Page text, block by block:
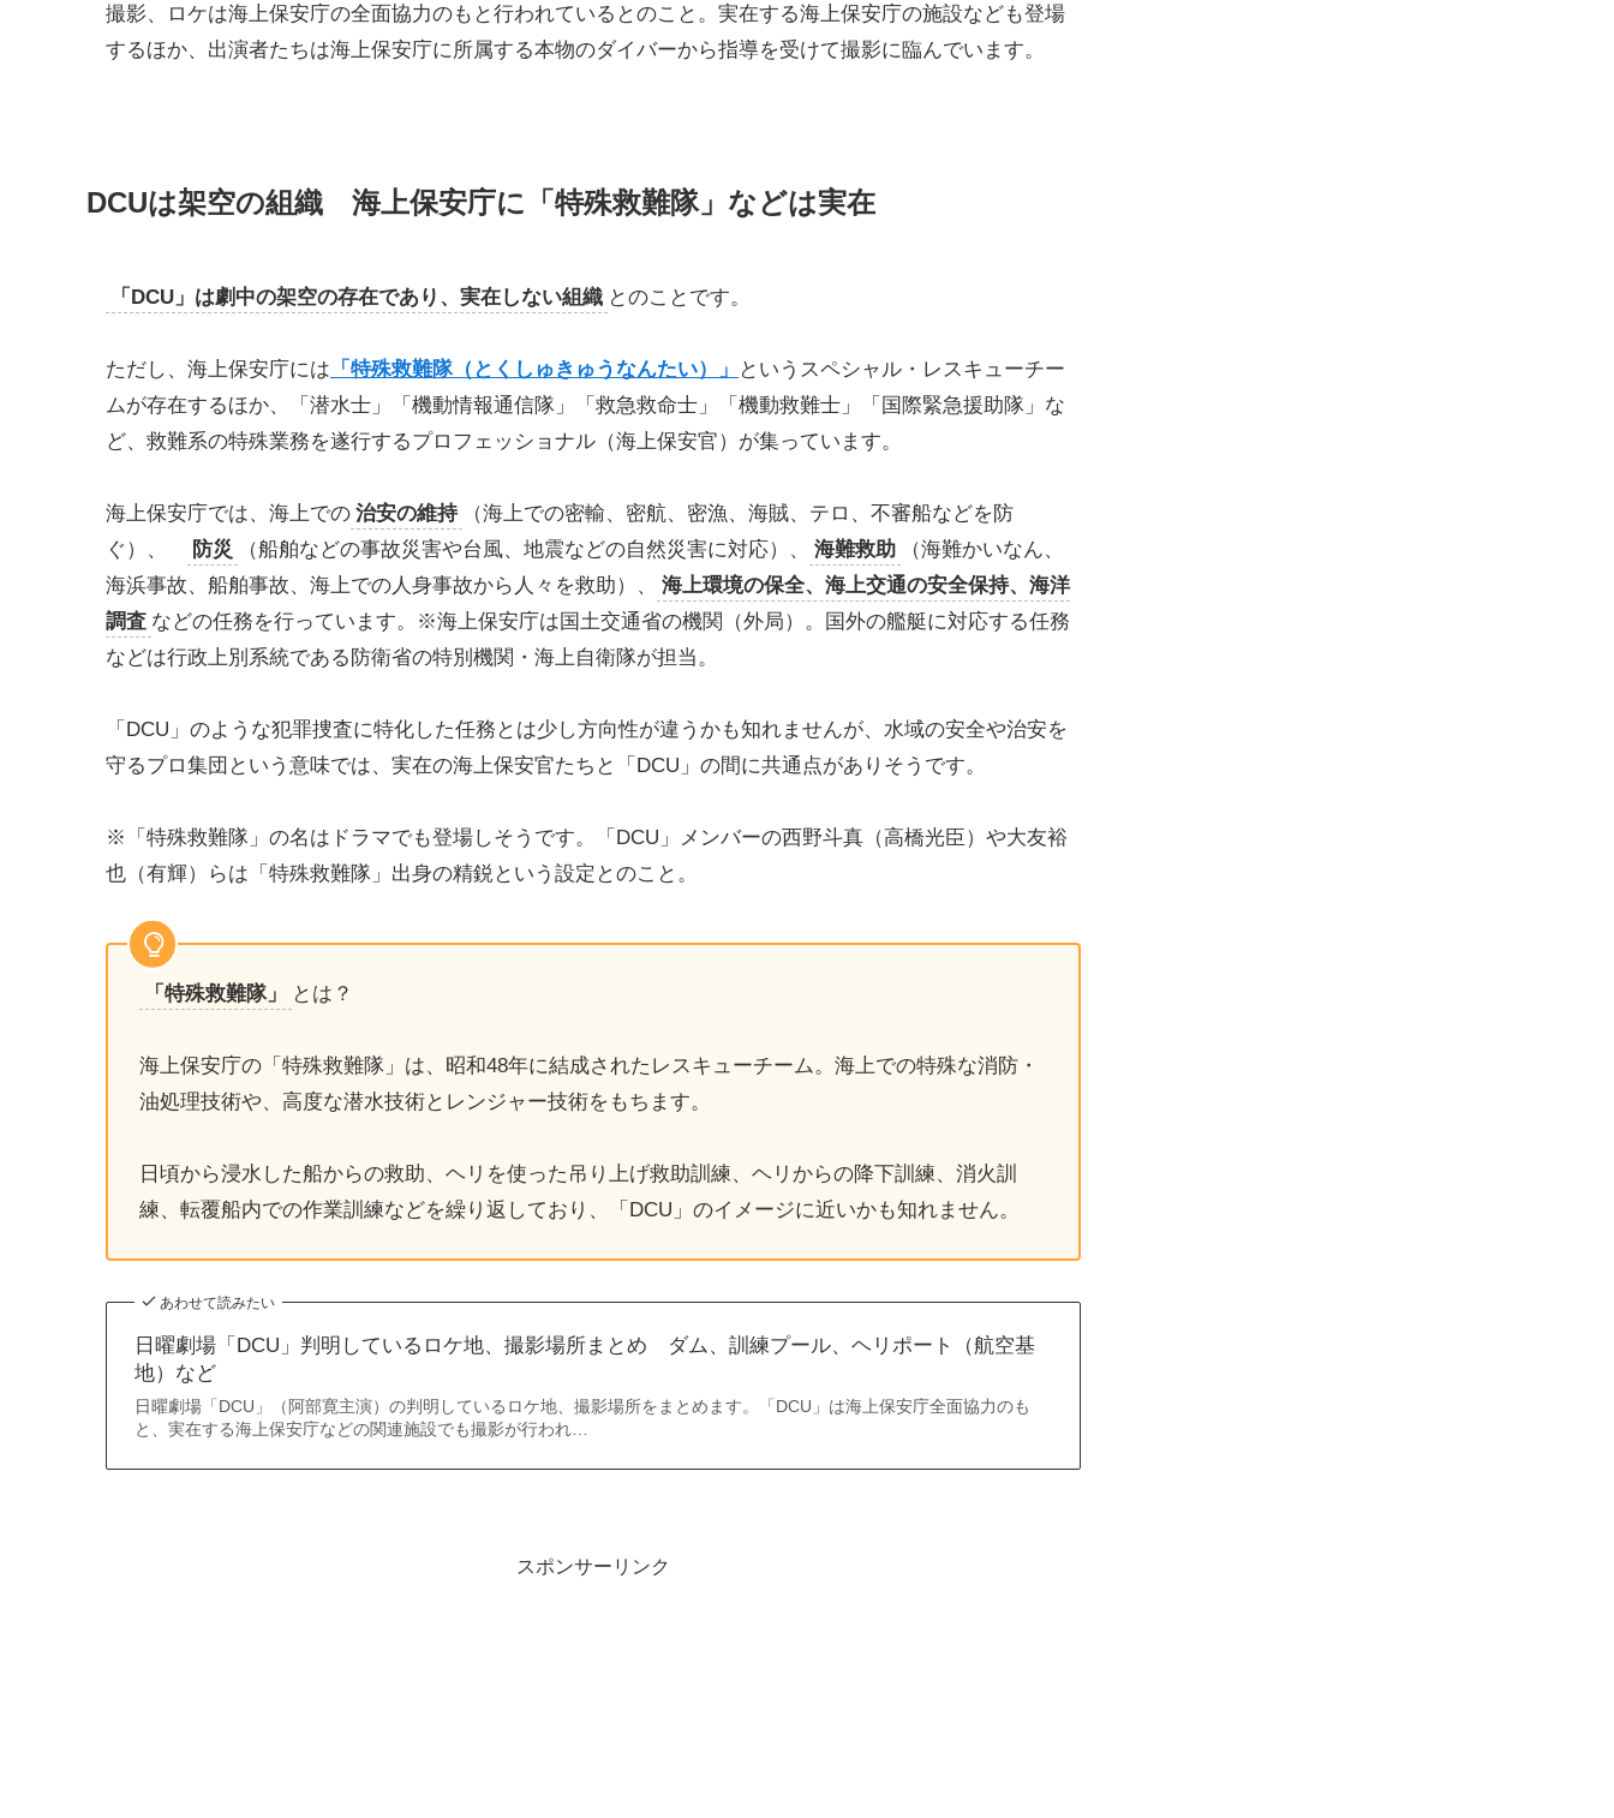
撮影、ロケは海上保安庁の全面協力のもと行われているとのこと。実在する海上保安庁の施設なども登場
するほか、出演者たちは海上保安庁に所属する本物のダイバーから指導を受けて撮影に臨んでいます。
DCUは架空の組織 海上保安庁に「特殊救難隊」などは実在
「DCU」は劇中の架空の存在であり、実在しない組織 とのことです。
ただし、海上保安庁には 「特殊救難隊（とくしゅきゅうなんたい）」
というスペシャル・レスキューチー
ムが存在するほか、「潜水士」「機動情報通信隊」「救急救命士」「機動救難士」「国際緊急援助隊」な
ど、救難系の特殊業務を遂行するプロフェッショナル（海上保安官）が集っています。
海上保安庁では、海上での 治安の維持
（海上での密輸、密航、密漁、海賊、テロ、不審船などを防
ぐ）、
防災 （船舶などの事故災害や台風、地震などの自然災害に対応）、 海難救助
（海難かいなん、
海浜事故、船舶事故、海上での人身事故から人々を救助）、
海上環境の保全、海上交通の安全保持、海洋
調査 などの任務を行っています。※海上保安庁は国土交通省の機関（外局）。国外の艦艇に対応する任務
などは行政上別系統である防衛省の特別機関・海上自衛隊が担当。
「DCU」のような犯罪捜査に特化した任務とは少し方向性が違うかも知れませんが、水域の安全や治安を
守るプロ集団という意味では、実在の海上保安官たちと「DCU」の間に共通点がありそうです。
※「特殊救難隊」の名はドラマでも登場しそうです。「DCU」メンバーの西野斗真（高橋光臣）や大友裕
也（有輝）らは「特殊救難隊」出身の精鋭という設定とのこと。
「特殊救難隊」 とは？
海上保安庁の「特殊救難隊」は、昭和48年に結成されたレスキューチーム。海上での特殊な消防・
油処理技術や、高度な潜水技術とレンジャー技術をもちます。
日頃から浸水した船からの救助、ヘリを使った吊り上げ救助訓練、ヘリからの降下訓練、消火訓
練、転覆船内での作業訓練などを繰り返しており、「DCU」のイメージに近いかも知れません。
あわせて読みたい
日曜劇場「DCU」判明しているロケ地、撮影場所まとめ ダム、訓練プール、ヘリポート（航空基
地）など
日曜劇場「DCU」（阿部寛主演）の判明しているロケ地、撮影場所をまとめます。「DCU」は海上保安庁全面協力のも
と、実在する海上保安庁などの関連施設でも撮影が行われ…
スポンサーリンク